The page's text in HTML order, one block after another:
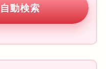
動検索